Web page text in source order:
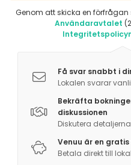
Genom att skicka en
Användaravtalet
Få svar snabbt i
Lokalen svarar
Bekräfta
diskussionen
Diskutera
Venuu är en
Betala direkt till